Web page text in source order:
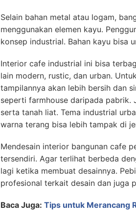
Selain bahan metal atau logam,
menggunakan elemen kayu.
konsep industrial. Bahan kayu bisa
Interior cafe industrial ini bisa
lain modern, rustic, dan urban.
tampilannya akan lebih bersih dan
seperti farmhouse daripada pabrik.
serta tanah liat. Tema industrial
warna terang bisa lebih tampak di
Mendesain interior bangunan cafe
tersendiri. Agar terlihat berbeda
lagi ketika membuat desainnya.
profesional terkait desain dan juga
Baca Juga: Tips untuk Merancang